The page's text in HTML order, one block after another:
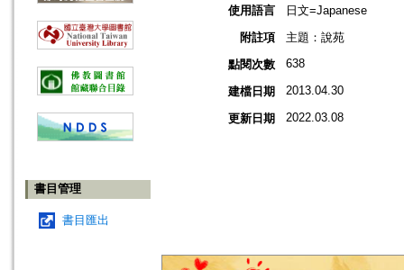
書目管理
書目匯出
使用語言
日文=Japanese
附註項
主題：說苑
點閱次數
638
建檔日期 2013.04.30
更新日期 2022.03.08